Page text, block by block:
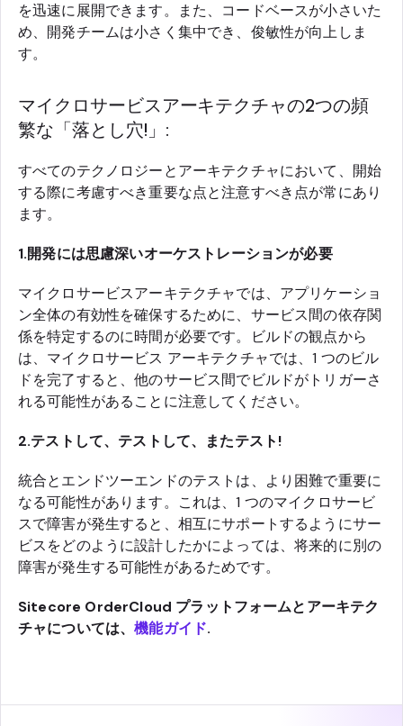
を迅速に展開できます。また、コードベースが小さいた
め、開発チームは小さく集中でき、俊敏性が向上しま
す。
マイクロサービスアーキテクチャの2つの頻
繁な「落とし穴!」:
すべてのテクノロジーとアーキテクチャにおいて、開始
する際に考慮すべき重要な点と注意すべき点が常にあり
ます。
1.開発には思慮深いオーケストレーションが必要
マイクロサービスアーキテクチャでは、アプリケーショ
ン全体の有効性を確保するために、サービス間の依存関
係を特定するのに時間が必要です。ビルドの観点から
は、マイクロサービス アーキテクチャでは、1 つのビル
ドを完了すると、他のサービス間でビルドがトリガーさ
れる可能性があることに注意してください。
2.テストして、テストして、またテスト!
統合とエンドツーエンドのテストは、より困難で重要に
なる可能性があります。これは、1 つのマイクロサービ
スで障害が発生すると、相互にサポートするようにサー
ビスをどのように設計したかによっては、将来的に別の
障害が発生する可能性があるためです。
Sitecore OrderCloud プラットフォームとアーキテク
チャについては、機能ガイド.